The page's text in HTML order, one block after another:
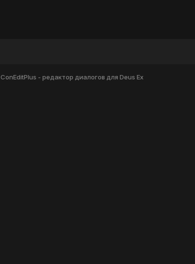
ConEditPlus - редактор диалогов для Deus Ex